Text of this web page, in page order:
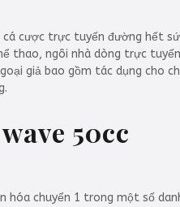
cược trực tuyến đường hết
thao, ngôi nhà dòng trực
giả bao gồm tác dụng cho
50cc
hóa chuyển 1 trong một số